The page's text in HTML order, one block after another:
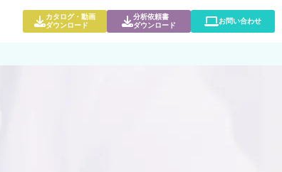
カタログ・動画
ダウンロード
分析依頼書
ダウンロード
お問い合わせ